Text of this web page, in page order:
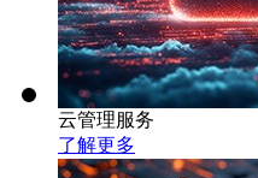
云管理服务
了解更多